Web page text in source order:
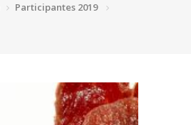
Participantes 2019